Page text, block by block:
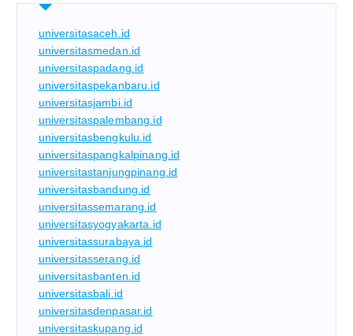
universitasaceh.id
universitasmedan.id
universitaspadang.id
universitaspekanbaru.id
universitasjambi.id
universitaspalembang.id
universitasbengkulu.id
universitaspangkalpinang.id
universitastanjungpinang.id
universitasbandung.id
universitassemarang.id
universitasyogyakarta.id
universitassurabaya.id
universitasserang.id
universitasbanten.id
universitasbali.id
universitasdenpasar.id
universitaskupang.id